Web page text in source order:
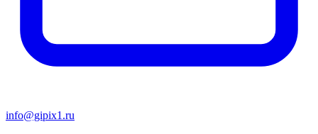
info@gipix1.ru